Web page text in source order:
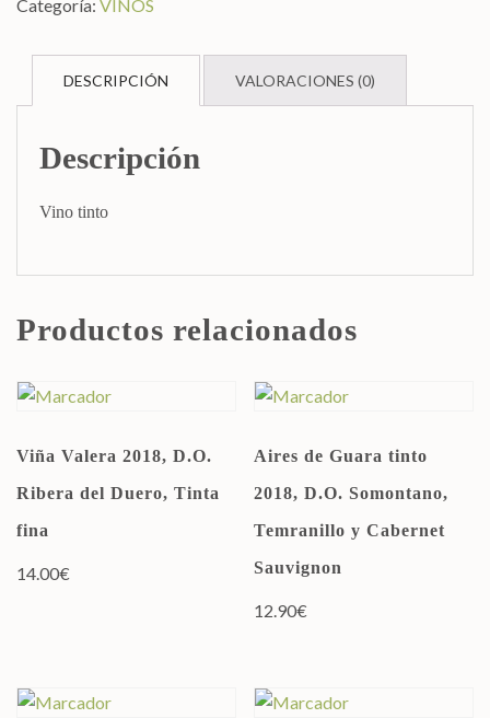
Categoría: VINOS
DESCRIPCIÓN VALORACIONES (0)
Descripción
Vino tinto
Productos relacionados
Viña Valera 2018, D.O.
Ribera del Duero, Tinta
fina
14.00€
Aires de Guara tinto
2018, D.O. Somontano,
Temranillo y Cabernet
Sauvignon
12.90€